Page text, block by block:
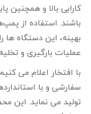
کارایی بالا و همچنین
باشند. استفاده از
بهینه، این دستگاه‌ ها
عملیات بارگیری و
با افتخار اعلام می‌
سفارشی و با
تولید می نماید. این